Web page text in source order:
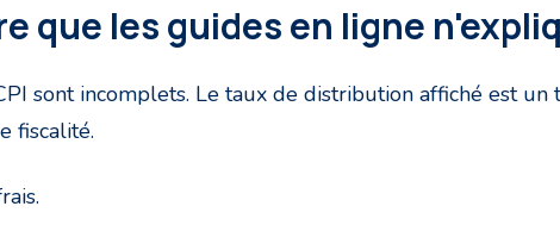
que les guides en ligne
sont incomplets. Le taux de distribution affiché est un
fiscalité.